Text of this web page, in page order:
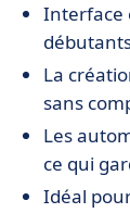
Interface
La
sans
Les
ce qui
Idéal